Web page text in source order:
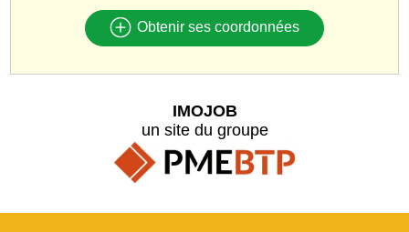
Obtenir ses coordonnées
IMOJOB
un site du groupe